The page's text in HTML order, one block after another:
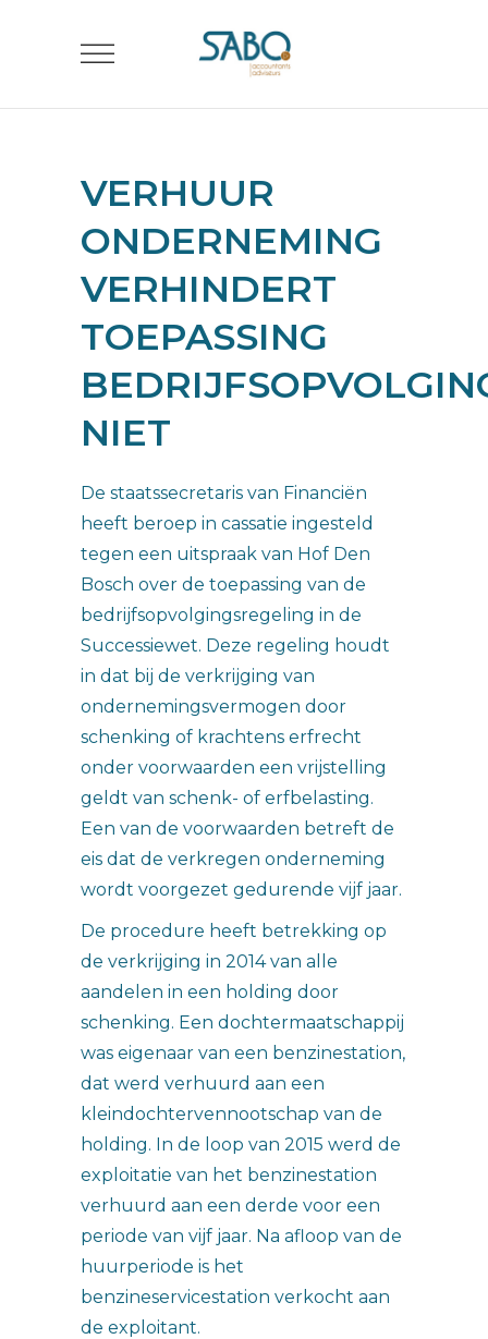
VERHUUR
ONDERNEMING
VERHINDERT
TOEPASSING
NIET
De staatssecretaris van Financiën
heeft beroep in cassatie ingesteld
tegen een uitspraak van Hof Den
Bosch over de toepassing van de
bedrijfsopvolgingsregeling in de
Successiewet. Deze regeling houdt
in dat bij de verkrijging van
ondernemingsvermogen door
schenking of krachtens erfrecht
onder voorwaarden een vrijstelling
geldt van schenk- of erfbelasting.
Een van de voorwaarden betreft de
eis dat de verkregen onderneming
wordt voorgezet gedurende vijf jaar.
De procedure heeft betrekking op
de verkrijging in 2014 van alle
aandelen in een holding door
schenking. Een dochtermaatschappij
was eigenaar van een benzinestation,
dat werd verhuurd aan een
kleindochtervennootschap van de
holding. In de loop van 2015 werd de
exploitatie van het benzinestation
verhuurd aan een derde voor een
periode van vijf jaar. Na afloop van de
huurperiode is het
benzineservicestation verkocht aan
de exploitant.